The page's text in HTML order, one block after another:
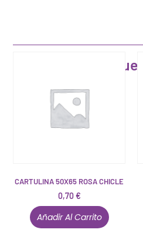
Artículos que
CARTULINA 50X65 ROSA CHICLE
0,70€
Añadir Al Carrito